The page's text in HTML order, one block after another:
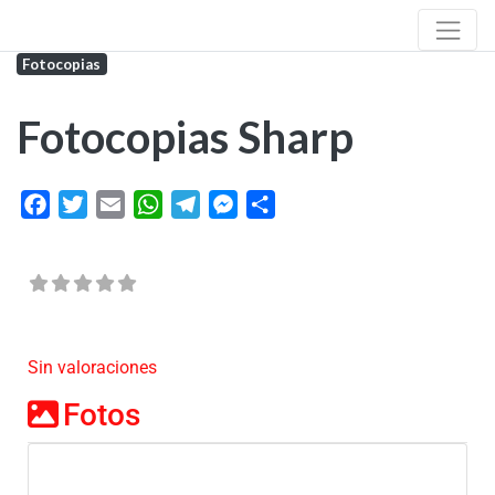
Fotocopias
Fotocopias Sharp
FacebookTwitterEmail WhatsAppTelegramMessenger
Sin valoraciones
Fotos